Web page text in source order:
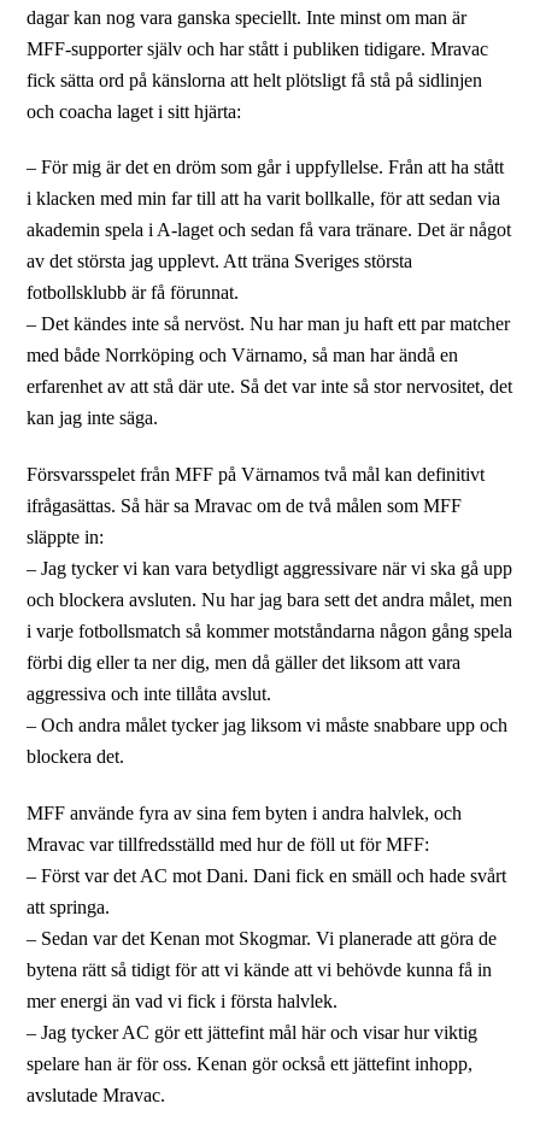
dagar kan nog vara ganska speciellt. Inte minst om man är
MFF-supporter själv och har stått i publiken tidigare. Mravac
fick sätta ord på känslorna att helt plötsligt få stå på sidlinjen
och coacha laget i sitt hjärta:
– För mig är det en dröm som går i uppfyllelse. Från att ha stått
i klacken med min far till att ha varit bollkalle, för att sedan via
akademin spela i A-laget och sedan få vara tränare. Det är något
av det största jag upplevt. Att träna Sveriges största
fotbollsklubb är få förunnat.
– Det kändes inte så nervöst. Nu har man ju haft ett par matcher
med både Norrköping och Värnamo, så man har ändå en
erfarenhet av att stå där ute. Så det var inte så stor nervositet, det
kan jag inte säga.
Försvarsspelet från MFF på Värnamos två mål kan definitivt
ifrågasättas. Så här sa Mravac om de två målen som MFF
släppte in:
– Jag tycker vi kan vara betydligt aggressivare när vi ska gå upp
och blockera avsluten. Nu har jag bara sett det andra målet, men
i varje fotbollsmatch så kommer motståndarna någon gång spela
förbi dig eller ta ner dig, men då gäller det liksom att vara
aggressiva och inte tillåta avslut.
– Och andra målet tycker jag liksom vi måste snabbare upp och
blockera det.
MFF använde fyra av sina fem byten i andra halvlek, och
Mravac var tillfredsställd med hur de föll ut för MFF:
– Först var det AC mot Dani. Dani fick en smäll och hade svårt
att springa.
– Sedan var det Kenan mot Skogmar. Vi planerade att göra de
bytena rätt så tidigt för att vi kände att vi behövde kunna få in
mer energi än vad vi fick i första halvlek.
– Jag tycker AC gör ett jättefint mål här och visar hur viktig
spelare han är för oss. Kenan gör också ett jättefint inhopp,
avslutade Mravac.